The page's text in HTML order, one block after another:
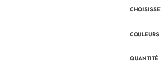
COULEURS
QUANTITÉ